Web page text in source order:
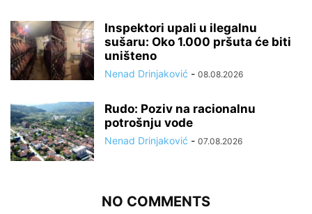
Inspektori upali u ilegalnu
sušaru: Oko 1.000 pršuta će biti
uništeno
Nenad Drinjaković - 08.08.2026
Rudo: Poziv na racionalnu
potrošnju vode
Nenad Drinjaković - 07.08.2026
NO COMMENTS